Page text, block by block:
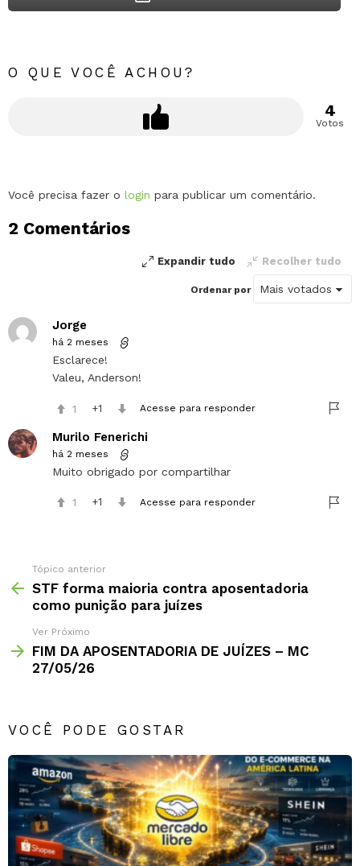
O QUE VOCÊ ACHOU?
4
Votos
Deixe
comentário
Você precisa fazer o login para publicar um comentário.
2 Comentários
Expandir tudo Recolher tudo
Ordenar por
Jorge
há 2 meses
Esclarece!
Valeu, Anderson!
1 1 Acesse para responder
Murilo Fenerichi
há 2 meses
Muito obrigado por compartilhar
1 1 Acesse para responder
Tópico anterior
STF forma maioria contra aposentadoria
como punição para juízes
Ver Próximo
FIM DA APOSENTADORIA DE JUÍZES – MC
27/05/26
VOCÊ PODE GOSTAR